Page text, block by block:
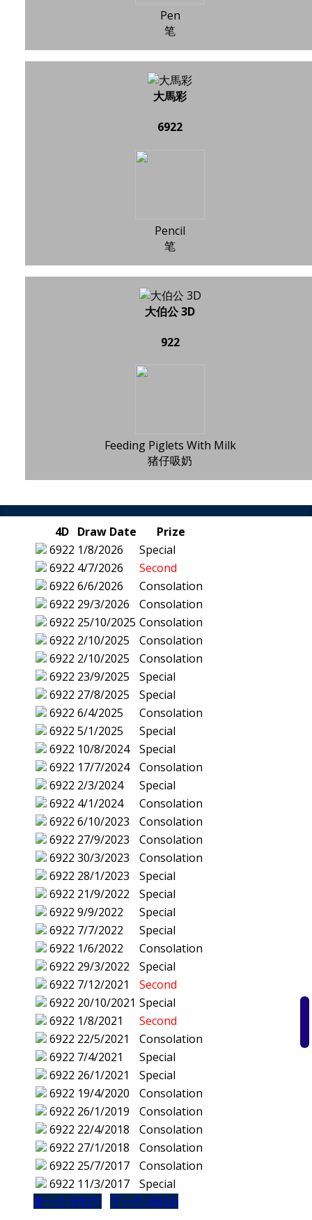
Pen
笔
大馬彩
6922
Pencil
笔
大伯公 3D
922
Feeding Piglets With Milk
猪仔吸奶
4D Draw Date
Prize
6922 1/8/2026
Special
6922 4/7/2026
Second
6922 6/6/2026
Consolation
6922 29/3/2026
Consolation
6922 25/10/2025 Consolation
6922 2/10/2025
Consolation
6922 2/10/2025
Consolation
6922 23/9/2025
Special
6922 27/8/2025
Special
6922 6/4/2025
Consolation
6922 5/1/2025
Special
6922 10/8/2024
Special
6922 17/7/2024
Consolation
6922 2/3/2024
Special
6922 4/1/2024
Consolation
6922 6/10/2023
Consolation
6922 27/9/2023
Consolation
6922 30/3/2023
Consolation
6922 28/1/2023
Special
6922 21/9/2022
Special
6922 9/9/2022
Special
6922 7/7/2022
Special
6922 1/6/2022
Consolation
6922 29/3/2022
Special
6922 7/12/2021
Second
6922 20/10/2021 Special
6922 1/8/2021
Second
6922 22/5/2021
Consolation
6922 7/4/2021
Special
6922 26/1/2021
Special
6922 19/4/2020
Consolation
6922 26/1/2019
Consolation
6922 22/4/2018
Consolation
6922 27/1/2018
Consolation
6922 25/7/2017
Consolation
6922 11/3/2017
Special
是一个 (6921) 下一个 (6923)